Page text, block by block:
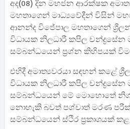
අද(08) දින මහජන ආරක්ෂක
මහතාගෙන් මාධ්‍යවේදීන් විසින්
ආනන්ද විජේපාල මහතාගෙන්
විධායක නිලධාරී කපිල
සම්බන්ධයෙන් ප්‍රශ්න කිහිපයක්
එහිදී අමාත්‍යවරයා සඳහන් කළේ
විධායක නිලධාරී කපිල
සම්බන්ධයෙන් මේ මොහොතේ
නොහැකි බවත් පශ්චාත් මරණ
සම්බන්ධයෙන් ස්ථිර ප්‍රකාශයක්